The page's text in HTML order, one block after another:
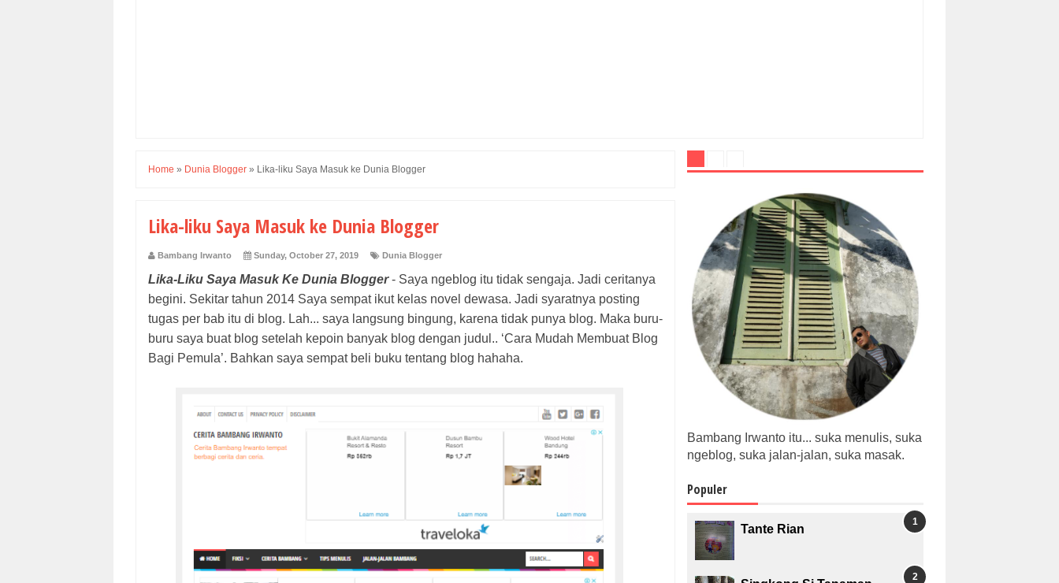
Home » Dunia Blogger » Lika-liku Saya Masuk ke Dunia Blogger
Lika-liku Saya Masuk ke Dunia Blogger
Bambang Irwanto Sunday, October 27, 2019 Dunia Blogger
Lika-Liku Saya Masuk Ke Dunia Blogger- Saya ngeblog itu tidak sengaja. Jadi ceritanya
begini. Sekitar tahun 2014 Saya sempat ikut kelas novel dewasa. Jadi syaratnya posting
tugas per bab itu di blog. Lah... saya langsung bingung, karena tidak punya blog. Maka buru-
buru saya buat blog setelah kepoin banyak blog dengan judul.. ‘Cara Mudah Membuat Blog
Bagi Pemula’. Bahkan saya sempat beli buku tentang blog hahaha.
Bambang Irwanto itu... suka menulis, suka
ngeblog, suka jalan-jalan, suka masak.
Populer
Tante Rian